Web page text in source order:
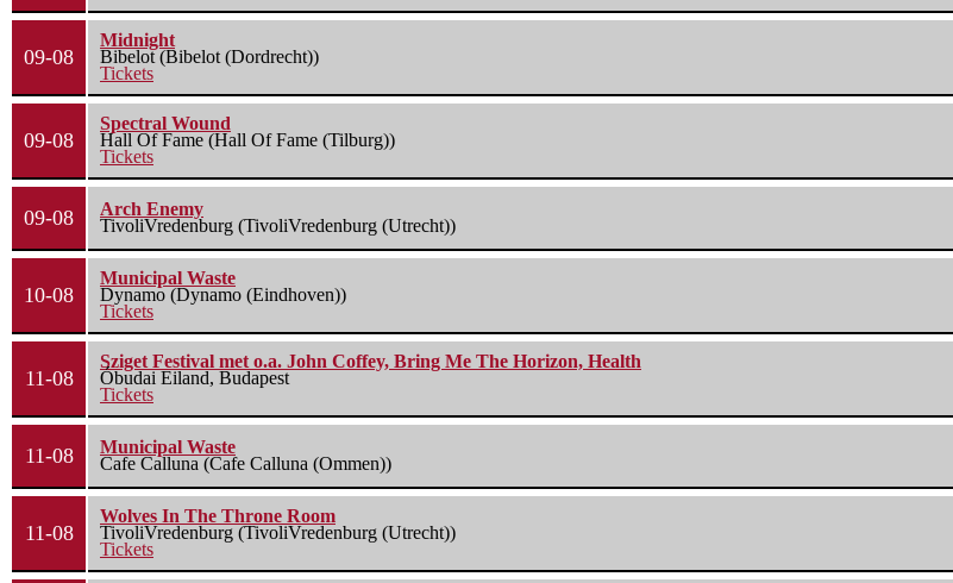
09-08
Midnight
Bibelot (Bibelot (Dordrecht))
Tickets
09-08
Spectral Wound
Hall Of Fame (Hall Of Fame (Tilburg))
Tickets
09-08
Arch Enemy
TivoliVredenburg (TivoliVredenburg (Utrecht))
10-08
Municipal Waste
Dynamo (Dynamo (Eindhoven))
Tickets
11-08
Sziget Festival met o.a. John Coffey, Bring Me The Horizon, Health
Óbudai Eiland, Budapest
Tickets
11-08
Municipal Waste
Cafe Calluna (Cafe Calluna (Ommen))
11-08
Wolves In The Throne Room
TivoliVredenburg (TivoliVredenburg (Utrecht))
Tickets